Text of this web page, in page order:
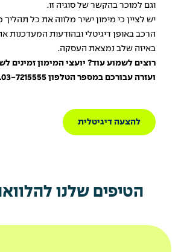
וגם למוכר בהקשר של סוגיה זו.
יש לציין כי מימון ישיר מלווה את כל
הרכב באופן דיגיטלי ובהודעות המעדכנות
באיזה שלב נמצאת העסקה.
רוצים לשמוע עוד? יועצי המימון זמינים
ועזרה עבורכם במספר הטלפון 03-7215555
להצעה דיגיטלית
הטיפים שלנו